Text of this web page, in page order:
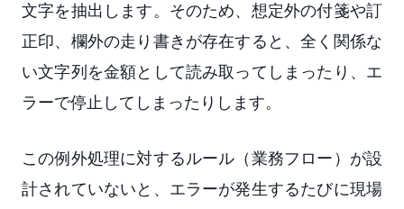
文字を抽出します。そのため、想定外の付箋や訂
正印、欄外の走り書きが存在すると、全く関係な
い文字列を金額として読み取ってしまったり、エ
ラーで停止してしまったりします。
この例外処理に対するルール（業務フロー）が設
計されていないと、エラーが発生するたびに現場